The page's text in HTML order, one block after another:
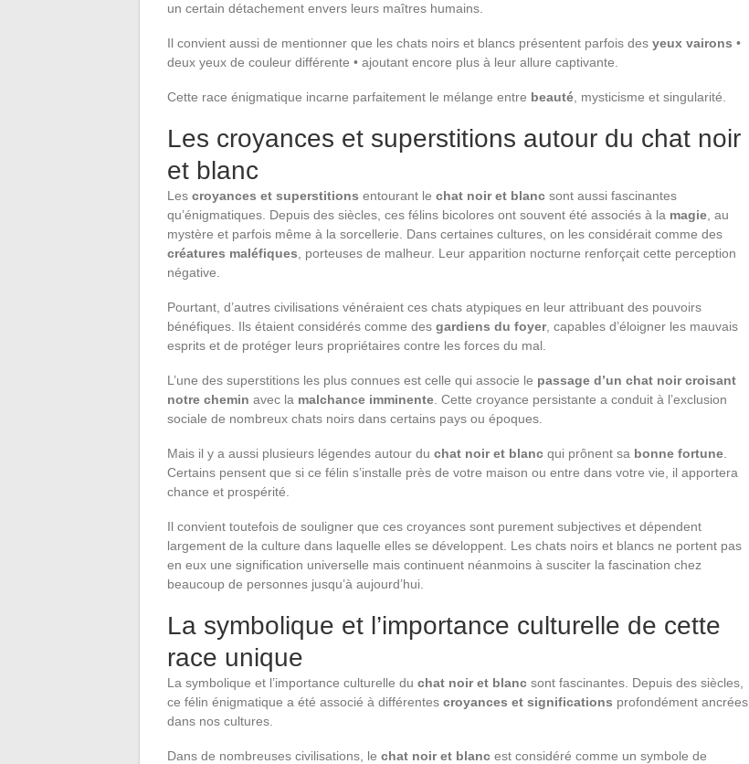
un certain détachement envers leurs maîtres humains.
Il convient aussi de mentionner que les chats noirs et blancs présentent parfois des yeux vairons •
deux yeux de couleur différente • ajoutant encore plus à leur allure captivante.
Cette race énigmatique incarne parfaitement le mélange entre beauté , mysticisme et singularité.
Les croyances et superstitions autour du chat noir
et blanc
Les croyances et superstitions entourant le chat noir et blanc sont aussi fascinantes
qu’énigmatiques. Depuis des siècles, ces félins bicolores ont souvent été associés à la magie , au
mystère et parfois même à la sorcellerie. Dans certaines cultures, on les considérait comme des
créatures maléfiques , porteuses de malheur. Leur apparition nocturne renforçait cette perception
négative.
Pourtant, d’autres civilisations vénéraient ces chats atypiques en leur attribuant des pouvoirs
bénéfiques. Ils étaient considérés comme des gardiens du foyer, capables d’éloigner les mauvais
esprits et de protéger leurs propriétaires contre les forces du mal.
L’une des superstitions les plus connues est celle qui associe le passage d’un chat noir croisant
notre chemin avec la malchance imminente . Cette croyance persistante a conduit à l’exclusion
sociale de nombreux chats noirs dans certains pays ou époques.
Mais il y a aussi plusieurs légendes autour du chat noir et blanc qui prônent sa bonne fortune
Certains pensent que si ce félin s’installe près de votre maison ou entre dans votre vie, il apportera
chance et prospérité.
Il convient toutefois de souligner que ces croyances sont purement subjectives et dépendent
largement de la culture dans laquelle elles se développent. Les chats noirs et blancs ne portent pas
en eux une signification universelle mais continuent néanmoins à susciter la fascination chez
beaucoup de personnes jusqu’à aujourd’hui.
La symbolique et l’importance culturelle de cette
race unique
La symbolique et l’importance culturelle du chat noir et blanc sont fascinantes. Depuis des siècles,
ce félin énigmatique a été associé à différentes croyances et significations profondément ancrées
dans nos cultures.
Dans de nombreuses civilisations, le chat noir et blanc est considéré comme un symbole de